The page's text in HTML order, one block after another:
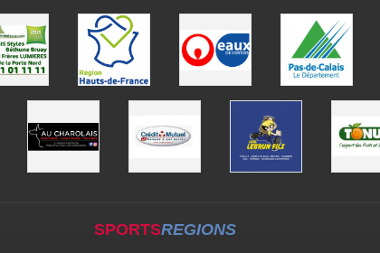
SPORTSREGIONS